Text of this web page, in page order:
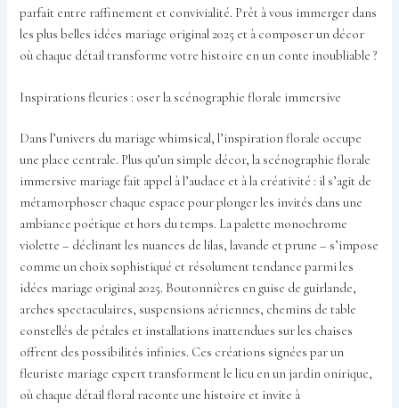
parfait entre raffinement et convivialité. Prêt à vous immerger dans
les plus belles idées mariage original 2025 et à composer un décor
où chaque détail transforme votre histoire en un conte inoubliable ?
Inspirations fleuries : oser la scénographie florale immersive
Dans l’univers du mariage whimsical, l’inspiration florale occupe
une place centrale. Plus qu’un simple décor, la scénographie florale
immersive mariage fait appel à l’audace et à la créativité : il s’agit de
métamorphoser chaque espace pour plonger les invités dans une
ambiance poétique et hors du temps. La palette monochrome
violette – déclinant les nuances de lilas, lavande et prune – s’impose
comme un choix sophistiqué et résolument tendance parmi les
idées mariage original 2025. Boutonnières en guise de guirlande,
arches spectaculaires, suspensions aériennes, chemins de table
constellés de pétales et installations inattendues sur les chaises
offrent des possibilités infinies. Ces créations signées par un
fleuriste mariage expert transforment le lieu en un jardin onirique,
où chaque détail floral raconte une histoire et invite à